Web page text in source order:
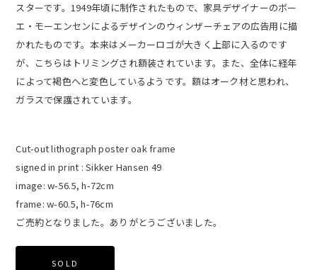
スターです。1949年頃に制作されたもので、家具デザイナーのボー
エ・モーエンセンによるデザインのウィンザーチェアの広告用に描
かれたものです。本来はメーカーロゴが大きく上部に入るのです
が、こちらはトリミングされ額装されています。また、全体に経年
によって褐色へと変色しているようです。額はオーク材と思われ、
ガラスで保護されています。
Cut-out lithograph poster oak frame
signed in print : Sikker Hansen 49
image: w-56.5, h-72cm
frame: w-60.5, h-76cm
ご売約となりました。ありがとうございました。
SOLD